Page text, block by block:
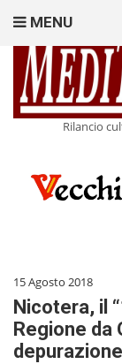
Rilancio
MENU
15 Agosto 2018
Nicotera, il
Regione da